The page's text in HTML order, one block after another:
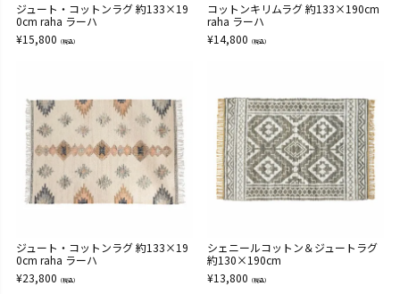
ジュート・コットンラグ 約133×19
0cm raha ラーハ
¥15,800 （税込）
コットンキリムラグ 約133×190cm
raha ラーハ
¥14,800 （税込）
ジュート・コットンラグ 約133×19
0cm raha ラーハ
¥23,800 （税込）
シェニールコットン＆ジュートラグ
約130×190cm
¥13,800 （税込）